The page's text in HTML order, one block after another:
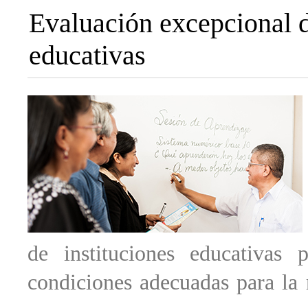
Evaluación excepcional
educativas
de instituciones
condiciones adecuadas para